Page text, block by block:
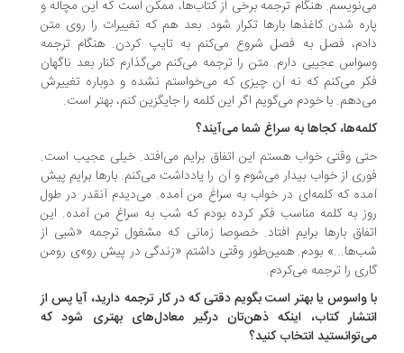
هنگام ترجمه برخی از کتاب‌ها، ممکن است که این مچاله و
شدن کاغذ‌ها بار‌ها تکرار شود. بعد هم که تغییرات را روی متن
فصل به فصل شروع می‌کنم به تایپ کردن. هنگام ترجمه
عجیبی دارم. متن را ترجمه می‌کنم می‌گذارم کنار بعد ناگهان
می‌کنم که نه آن چیزی که می‌خواستم نشده و دوباره تغییرش
با خودم می‌گویم اگر این کلمه را جایگزین کنم، بهتر است.
کجا‌ها به سراغ شما می‌آیند؟
وقتی خواب هستم این اتفاق برایم می‌افتد. خیلی عجیب است.
از خواب بیدار می‌شوم و آن را یادداشت می‌کنم. بار‌ها برایم پیش
که کلمه‌ای در خواب به سراغ من آمده. می‌دیدم آنقدر در طول
به کلمه مناسب فکر کرده بودم که شب به سراغ من آمده. این
بار‌ها برایم افتاد. خصوصا زمانی که مشغول ترجمه «شبی از
بودم. همین‌طور وقتی داشتم «زندگی در پیش رو»ی رومن
را ترجمه می‌کردم.
واسوس یا بهتر است بگویم دقتی که در کار ترجمه دارید، آیا پس از
کتاب، اینکه ذهن‌تان درگیر معادل‌های بهتری شود که
انتخاب کنید؟